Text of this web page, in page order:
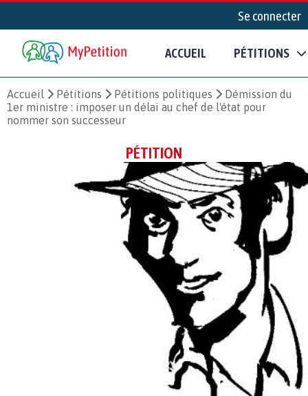
Se connecter
ACCUEIL PÉTITIONS
Accueil Pétitions Pétitions politiques
Démission du
1er ministre : imposer un délai au chef de l'état pour
nommer son successeur
PÉTITION